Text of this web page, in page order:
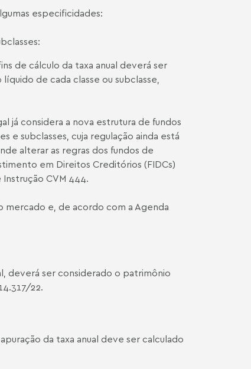
especificidades:
de cálculo da taxa anual deverá ser
de cada classe ou subclasse,
já considera a nova estrutura de fundos
subclasses, cuja regulação ainda está
alterar as regras dos fundos de
em Direitos Creditórios (FIDCs)
Instrução CVM 444.
e, de acordo com a Agenda
deverá ser considerado o patrimônio
22.
da taxa anual deve ser calculado